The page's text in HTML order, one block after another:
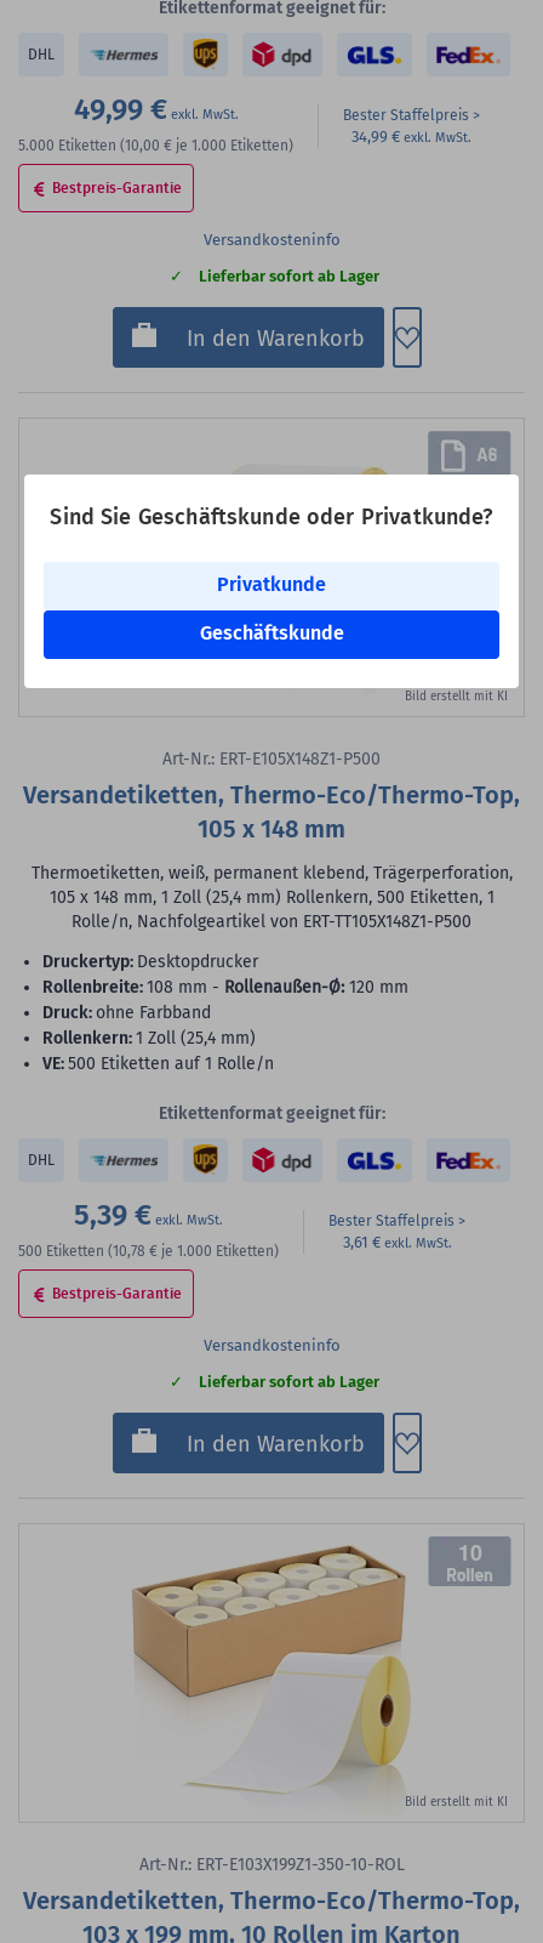
Sind Sie Geschäftskunde oder Privatkunde?
Privatkunde
Geschäftskunde
Etikettenformat geeignet für:
DHL
49,99 €
5.000 Etiketten (10,00 € je 1.000 Etiketten)
Bester Staffelpreis
34,99 €
Bestpreis-Garantie
Versandkosteninfo
Lieferbar sofort ab Lager
In den Warenkorb Zum
Bild erstellt mit KI
Art-Nr.: ERT-E105X148Z1-P500
Versandetiketten, Thermo-Eco/Thermo-Top,
105 x 148 mm
Thermoetiketten, weiß, permanent klebend, Trägerperforation,
105 x 148 mm, 1 Zoll (25,4 mm) Rollenkern, 500 Etiketten, 1
Rolle/n, Nachfolgeartikel von ERT-TT105X148Z1-P500
Druckertyp: Desktopdrucker
Rollenbreite:108 mm - Rollenaußen-Ø: 120 mm
Druck: ohne Farbband
Rollenkern:1 Zoll (25,4 mm)
VE:500 Etiketten auf 1 Rolle/n
Etikettenformat geeignet für:
DHL
5,39 €
500 Etiketten (10,78 € je 1.000 Etiketten)
Bester Staffelpreis
3,61 €
Bestpreis-Garantie
Versandkosteninfo
Lieferbar sofort ab Lager
In den Warenkorb Zum
10
Bild erstellt mit KI
Art-Nr.: ERT-E103X199Z1-350-10-ROL
Versandetiketten, Thermo-Eco/Thermo-Top,
103 x 199 mm, 10 Rollen im Karton